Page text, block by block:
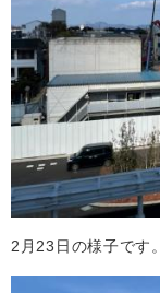
2月23日の様子です。